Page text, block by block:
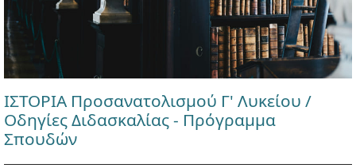
ΙΣΤΟΡΙΑ Προσανατολισμού Γ' Λυκείου /
Οδηγίες Διδασκαλίας - Πρόγραμμα
Σπουδών